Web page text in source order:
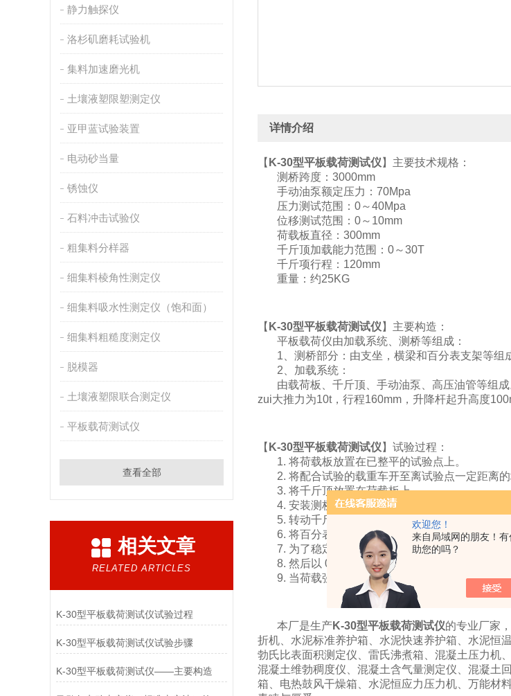
欢迎您！
来自局域网的朋友！
助您的吗？
静力触探仪
洛杉矶磨耗试验机
集料加速磨光机
土壤液塑限塑测定仪
亚甲蓝试验装置
电动砂当量
锈蚀仪
石料冲击试验仪
粗集料分样器
细集料棱角性测定仪
细集料吸水性测定仪（饱和面）
细集料粗糙度测定仪
脱模器
土壤液塑限联合测定仪
平板载荷测试仪
查看全部
相关文章
RELATED ARTICLES
K-30型平板载荷测试仪试验过程
K-30型平板载荷测试仪试验步骤
K-30型平板载荷测试仪——主要构造
详情介绍
【 K-30型平板载荷测试仪 】主要技术规格：
测桥跨度：3000mm
手动油泵额定压力：70Mpa
压力测试范围：0～40Mpa
位移测试范围：0～10mm
荷载板直径：300mm
千斤顶加载能力范围：0～30T
千斤项行程：120mm
重量：约25KG
【 K-30型平板载荷测试仪 】主要构造：
平板载荷仪由加载系统、测桥等组成：
1、测桥部分：由支坐，横梁和百分表支架等组
2、加载系统：
由载荷板、千斤顶、手动油泵、高压油管等组成
zui大推力为10t，行程160mm，升降杆起升高度
【 K-30型平板载荷测试仪 】试验过程：
1. 将荷载板放置在已整平的试验点上。
2. 将配合试验的载重车开至离试验点一定距离的
3. 将千斤顶放置在荷载板上。
4. 安装测桥，使之处于大致与试验点对称的位置
5. 转动千斤顶的降升丝杆，使之与载重车后部大
6. 将百分表安装在百分表支架上，并使百分表侧
7. 为了稳定荷载板先加一定的载荷（0.01Mpa）
8. 然后以 0.04 Mpa 作为荷载增量，分级加载。
9. 当荷载强度超过估计的现场实际zui大的接触力
本厂是生产K-30型平板载荷测试仪的专业厂家
折机、水泥标准养护箱、水泥快速养护箱、水泥恒
勃氏比表面积测定仪、雷氏沸煮箱、混凝土压力机
混凝土维勃稠度仪、混凝土含气量测定仪、混凝土
箱、电热鼓风干燥箱、水泥恒应力压力机、万能材